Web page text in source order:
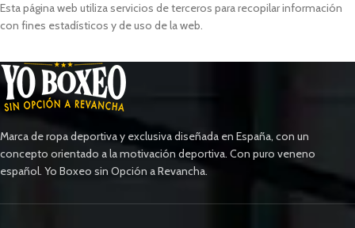
Esta página web utiliza servicios de terceros para recopilar información
con fines estadísticos y de uso de la web.
Marca de ropa deportiva y exclusiva diseñada en España, con un
concepto orientado a la motivación deportiva. Con puro veneno
español. Yo Boxeo sin Opción a Revancha.